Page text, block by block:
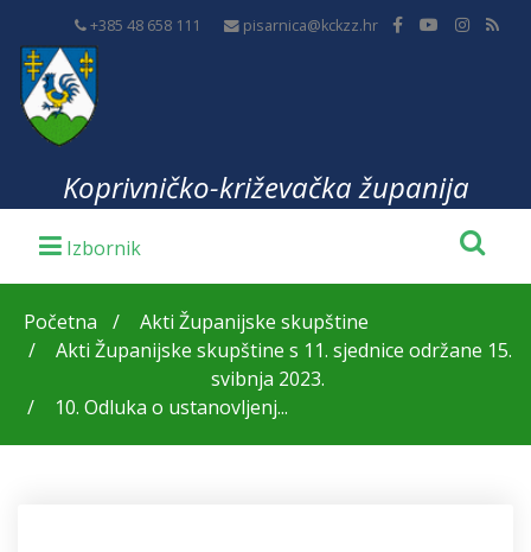
+385 48 658 111 pisarnica@kckzz.hr
Koprivničko-križevačka županija
Početna
Akti Županijske skupštine
Akti Županijske skupštine s 11. sjednice održane 15.
svibnja 2023.
10. Odluka o ustanovljenj...